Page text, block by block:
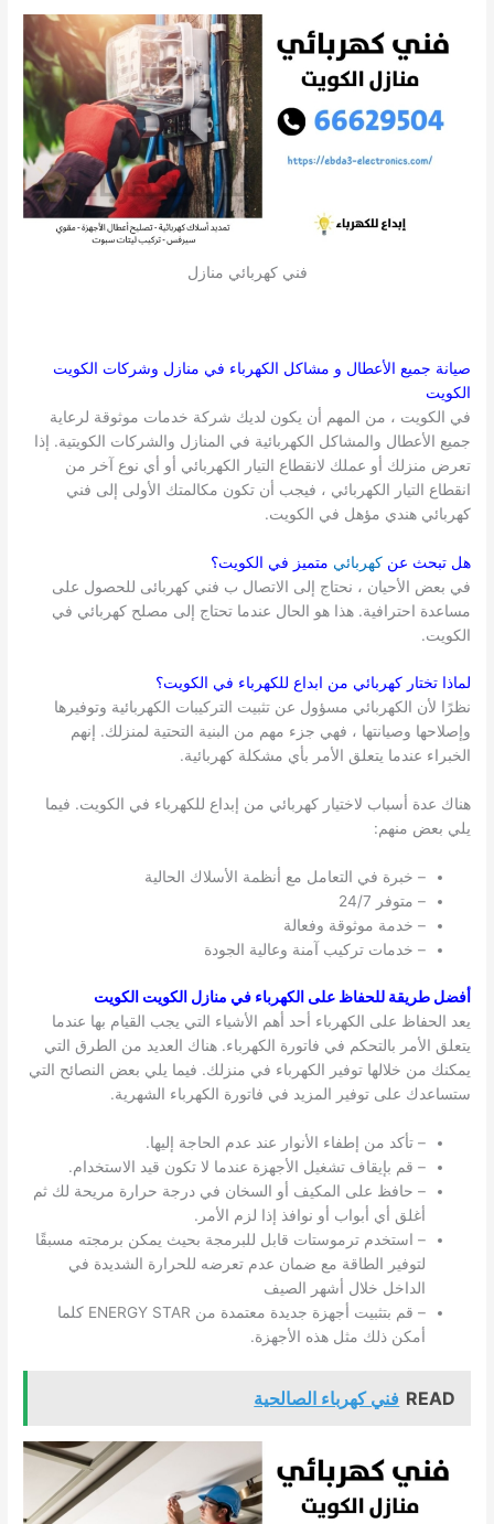
فني كهربائي منازل
صيانة جميع الأعطال و مشاكل الكهرباء في منازل وشركات الكويت
الكويت
في الكويت ، من المهم أن يكون لديك شركة خدمات موثوقة لرعاية
جميع الأعطال والمشاكل الكهربائية في المنازل والشركات الكويتية. إذا
تعرض منزلك أو عملك لانقطاع التيار الكهربائي أو أي نوع آخر من
انقطاع التيار الكهربائي ، فيجب أن تكون مكالمتك الأولى إلى فني
كهربائي هندي مؤهل في الكويت.
هل تبحث عنكهربائي متميز في الكويت؟
في بعض الأحيان ، نحتاج إلى الاتصال ب فني كهربائى للحصول على
مساعدة احترافية. هذا هو الحال عندما تحتاج إلى مصلح كهربائي في
الكويت.
لماذا تختار كهربائي من ابداع للكهرباء في الكويت؟
نظرًا لأن الكهربائي مسؤول عن تثبيت التركيبات الكهربائية وتوفيرها
وإصلاحها وصيانتها ، فهي جزء مهم من البنية التحتية لمنزلك. إنهم
الخبراء عندما يتعلق الأمر بأي مشكلة كهربائية.
هناك عدة أسباب لاختيار كهربائي من إبداع للكهرباء في الكويت. فيما
يلي بعض منهم:
– خبرة في التعامل مع أنظمة الأسلاك الحالية
– متوفر 24/7
– خدمة موثوقة وفعالة
– خدمات تركيب آمنة وعالية الجودة
أفضل طريقة للحفاظ على الكهرباء في منازل الكويت الكويت
يعد الحفاظ على الكهرباء أحد أهم الأشياء التي يجب القيام بها عندما
يتعلق الأمر بالتحكم في فاتورة الكهرباء. هناك العديد من الطرق التي
يمكنك من خلالها توفير الكهرباء في منزلك. فيما يلي بعض النصائح التي
ستساعدك على توفير المزيد في فاتورة الكهرباء الشهرية.
– تأكد من إطفاء الأنوار عند عدم الحاجة إليها.
– قم بإيقاف تشغيل الأجهزة عندما لا تكون قيد الاستخدام.
– حافظ على المكيف أو السخان في درجة حرارة مريحة لك ثم
أغلق أي أبواب أو نوافذ إذا لزم الأمر.
– استخدم ترموستات قابل للبرمجة بحيث يمكن برمجته مسبقًا
لتوفير الطاقة مع ضمان عدم تعرضه للحرارة الشديدة في
الداخل خلال أشهر الصيف
– قم بتثبيت أجهزة جديدة معتمدة من ENERGY STAR كلما
أمكن ذلك مثل هذه الأجهزة.
READ فني كهرباء الصالحية